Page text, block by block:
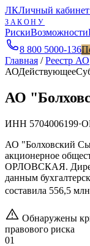
ЛКЛичный
ЗАКОНУ
РискиВозможности
8 800 5000-136
Главная /Реестр АО
АОДействующее
АО
ИНН 5704006199·
АО "Болховский
акционерное
ОРЛОВСКАЯ.
данным
составила 556,5
Обнаружены
правового риска
01